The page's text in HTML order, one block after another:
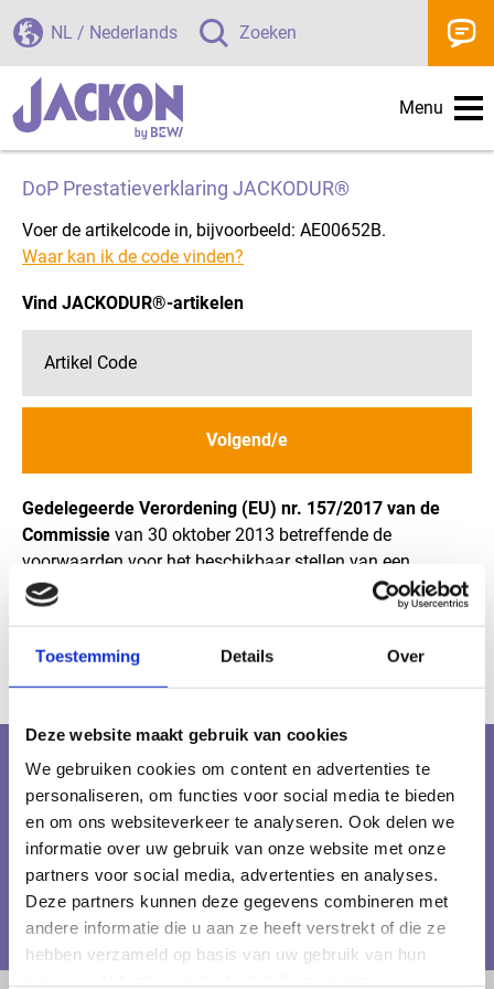
Toestemming Details Over
Deze website maakt gebruik van cookies
We gebruiken cookies om content en advertenties te
personaliseren, om functies voor social media te bieden
en om ons websiteverkeer te analyseren. Ook delen we
informatie over uw gebruik van onze website met onze
partners voor social media, advertenties en analyses.
Deze partners kunnen deze gegevens combineren met
andere informatie die u aan ze heeft verstrekt of die ze
hebben verzameld op basis van uw gebruik van hun
Menu
NL / Nederlands Zoeken
DoP Prestatieverklaring JACKODUR®
Voer de artikelcode in, bijvoorbeeld: AE00652B.
Waar kan ik de code vinden?
Vind JACKODUR®-artikelen
Volgend/e
Gedelegeerde Verordening (EU) nr. 157/2017 van de
Commissie van 30 oktober 2013 betreffende de
voorwaarden voor het beschikbaar stellen van een
prestatieverklaring voor bouwproducten op een website.
DoP Prestatieverklaring JACKOBOARD®
DoP JACKOBOARD afdichtingssysteem
Niet gevonden waarnaar u op zoek bent?
Zoeken